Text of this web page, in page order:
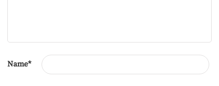
Name*